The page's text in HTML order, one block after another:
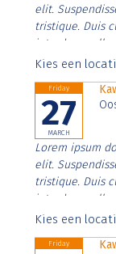
elit.
tristique. Duis
interdum
Aenean
Kies een
Friday
27
MARCH
Lorem ipsum
elit.
tristique. Duis
interdum
Aenean
Kies een
Friday